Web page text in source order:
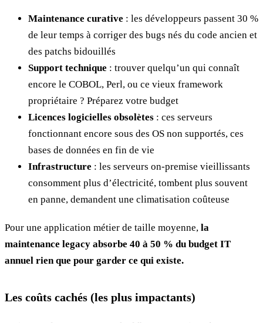
Maintenance curative : les développeurs passent 30 %
de leur temps à corriger des bugs nés du code ancien et
des patchs bidouillés
Support technique : trouver quelqu’un qui connaît
encore le COBOL, Perl, ou ce vieux framework
propriétaire ? Préparez votre budget
Licences logicielles obsolètes : ces serveurs
fonctionnant encore sous des OS non supportés, ces
bases de données en fin de vie
Infrastructure : les serveurs on-premise vieillissants
consomment plus d’électricité, tombent plus souvent
en panne, demandent une climatisation coûteuse
Pour une application métier de taille moyenne, la
maintenance legacy absorbe 40 à 50 % du budget IT
annuel rien que pour garder ce qui existe.
Les coûts cachés (les plus impactants)